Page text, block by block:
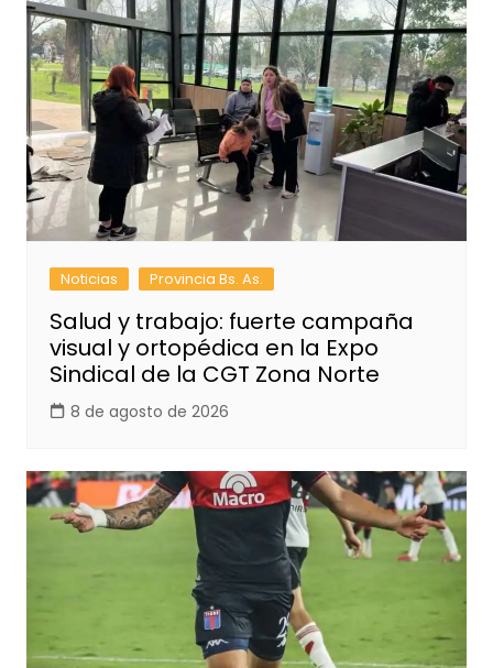
Noticias Provincia Bs. As.
Salud y trabajo: fuerte campaña
visual y ortopédica en la Expo
Sindical de la CGT Zona Norte
8 de agosto de 2026